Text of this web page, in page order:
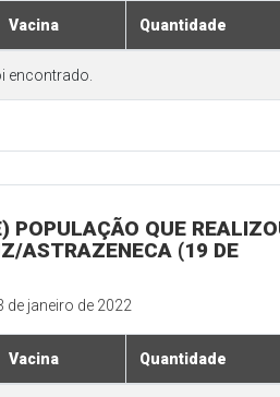
Vacina Quantidade
encontrado.
POPULAÇÃO QUE
ASTRAZENECA (19 DE
de janeiro de 2022
Vacina Quantidade